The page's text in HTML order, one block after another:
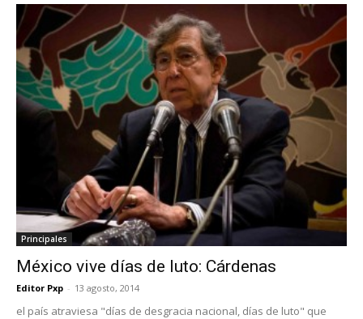
Principales
México vive días de luto: Cárdenas
Editor Pxp - 13 agosto, 2014
el país atraviesa "días de desgracia nacional, días de luto" que